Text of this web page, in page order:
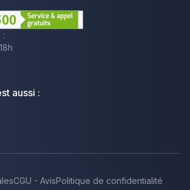
:
aussi :
CGU - AvisPolitique de confidentialité